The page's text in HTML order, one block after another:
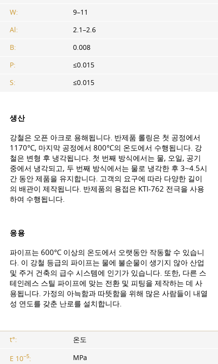
W:
9–11
Al:
2.1–2.6
B:
0.008
P:
≤0.015
S:
≤0.015
생산
강철은 오픈 아크로 용해됩니다. 반제품 롤링은 첫 공정에서
1170°C, 마지막 공정에서 800°C의 온도에서 수행됩니다. 강
철은 변형 후 냉각됩니다. 첫 번째 방식에서는 물, 오일, 공기
중에서 냉각되고, 두 번째 방식에서는 물로 냉각한 후 3~4.5시
간 동안 제품을 유지합니다. 고객의 요구에 따라 다양한 길이
의 배관이 제작됩니다. 반제품의 용접은 KTI-762 전극을 사용
하여 수행됩니다.
응용
파이프는 600°C 이상의 온도에서 오랫동안 작동할 수 있습니
다. 이 강철 등급의 파이프는 물에 불순물이 생기지 않아 산업
및 주거 건축의 급수 시스템에 인기가 있습니다. 또한, 다른 스
테인레스 스틸 파이프에 맞는 전환 및 피팅을 제작하는 데 사
용됩니다. 가정의 아늑함과 따뜻함을 위해 많은 사람들이 내열
성 연도를 갖춘 난로를 설치합니다.
t°: 온도
E 10−5: MPa